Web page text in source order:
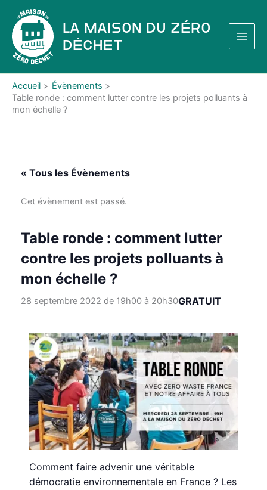
contenu
La Maison du Zéro
Déchet
Accueil
Évènements
Table ronde : comment lutter contre les projets polluants à
mon échelle ?
« Tous les Évènements
Cet évènement est passé.
Table ronde : comment lutter
contre les projets polluants à
mon échelle ?
28 septembre 2022 de 19h00à 20h30GRATUIT
Comment faire advenir une véritable
démocratie environnementale en France ? Les